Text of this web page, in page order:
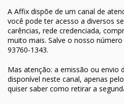
A Affix dispõe de um canal de
você pode ter acesso a diversos
carências, rede credenciada,
muito mais. Salve o nosso
93760-1343.
Mas atenção: a emissão ou envio
disponível neste canal, apenas
quiser saber como retirar a